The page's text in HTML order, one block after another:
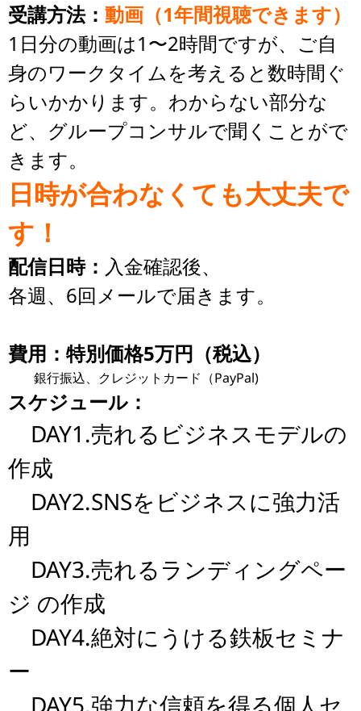
受講方法： 動画（1年間視聴できます）
1日分の動画は1〜2時間ですが、ご自
身のワークタイムを考えると数時間ぐ
らいかかります。わからない部分な
ど、グループコンサルで聞くことがで
きます。
日時が合わなくても大丈夫で
す！
配信日時： 入金確認後、
各週、6回メールで届きます。
費用：特別価格5万円（税込）
銀行振込、クレジットカード（PayPal)
スケジュール：
DAY1.売れるビジネスモデルの
作成
DAY2.SNSをビジネスに強力活
用
DAY3.売れるランディングペー
ジ の作成
DAY4.絶対にうける鉄板セミナ
ー
DAY5.強力な信頼を得る個人セ